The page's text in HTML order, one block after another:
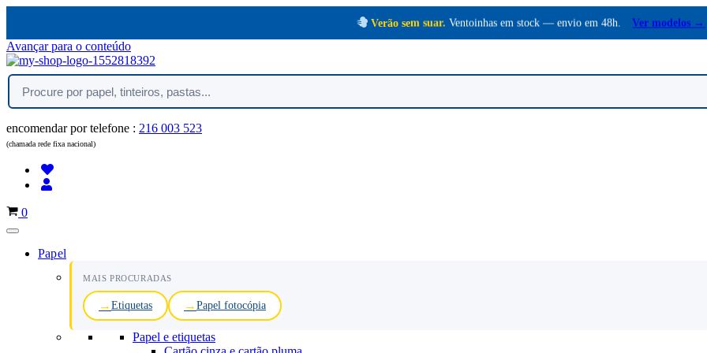
Verão sem suar. Ventoinhas em stock — envio em 48h. Ver modelos →
Avançar para o conteúdo
encomendar por telefone : 216 003 523
(chamada rede fixa nacional)
Carrinho
0
Papel
MAIS PROCURADAS
Etiquetas Papel fotocópia
Papel e etiquetas